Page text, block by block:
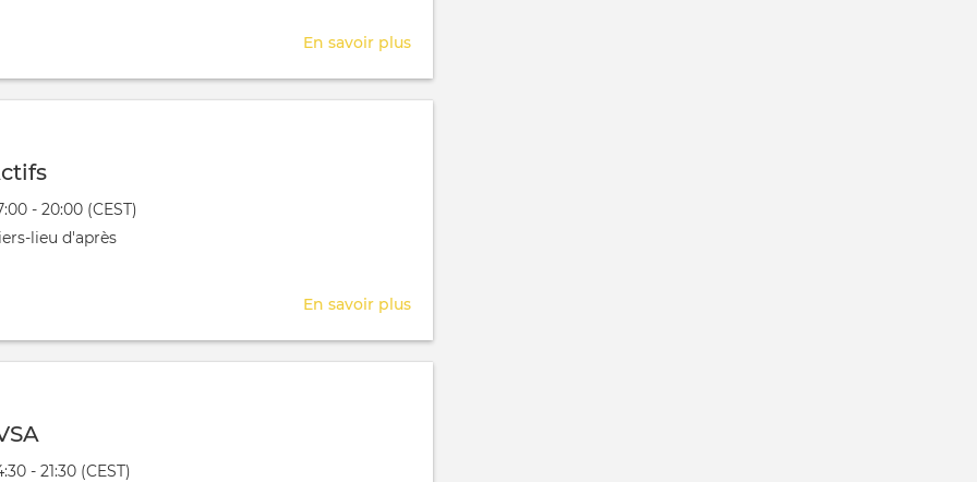
En savoir plus
Expert
- 20:00 (CEST)
aura lieu au / à
lieu d'après
En savoir plus
Rez
- 21:30 (CEST)